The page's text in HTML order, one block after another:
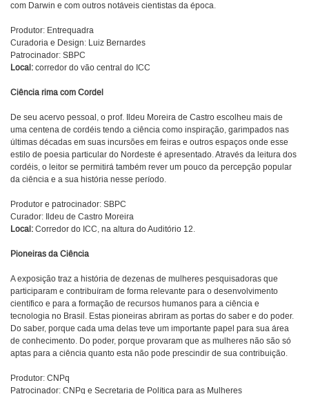
com Darwin e com outros notáveis cientistas da época.
Produtor: Entrequadra
Curadoria e Design: Luiz Bernardes
Patrocinador: SBPC
Local: corredor do vão central do ICC
Ciência rima com Cordel
De seu acervo pessoal, o prof. Ildeu Moreira de Castro escolheu mais de
uma centena de cordéis tendo a ciência como inspiração, garimpados nas
últimas décadas em suas incursões em feiras e outros espaços onde esse
estilo de poesia particular do Nordeste é apresentado. Através da leitura dos
cordéis, o leitor se permitirá também rever um pouco da percepção popular
da ciência e a sua história nesse período.
Produtor e patrocinador: SBPC
Curador: Ildeu de Castro Moreira
Local: Corredor do ICC, na altura do Auditório 12.
Pioneiras da Ciência
A exposição traz a história de dezenas de mulheres pesquisadoras que
participaram e contribuíram de forma relevante para o desenvolvimento
científico e para a formação de recursos humanos para a ciência e
tecnologia no Brasil. Estas pioneiras abriram as portas do saber e do poder.
Do saber, porque cada uma delas teve um importante papel para sua área
de conhecimento. Do poder, porque provaram que as mulheres não são só
aptas para a ciência quanto esta não pode prescindir de sua contribuição.
Produtor: CNPq
Patrocinador: CNPq e Secretaria de Política para as Mulheres